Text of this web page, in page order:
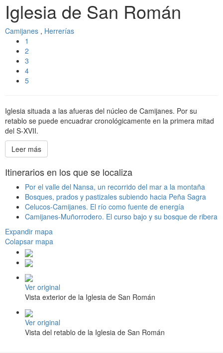
Iglesia de San Román
Camijanes , Herrerías
1
2
3
4
5
Iglesia situada a las afueras del núcleo de Camijanes. Por su
retablo se puede encuadrar cronológicamente en la primera mitad
del S-XVII.
Leer más
Itinerarios en los que se localiza
Por el valle del Nansa, un recorrido del mar a la montaña
Bosques, prados y pastizales subiendo hacia Peña Sagra
Celucos-Camijanes. El río como fuente de energía
Camijanes-Muñorrodero. El curso bajo y su bosque de ribera
Expandir mapa
Colapsar mapa
Ver original
Vista exterior de la Iglesia de San Román
Ver original
Vista del retablo de la Iglesia de San Román